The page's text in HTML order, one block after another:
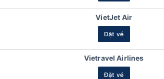
VietJet Air
Đặt vé
Vietravel Airlines
Đặt vé